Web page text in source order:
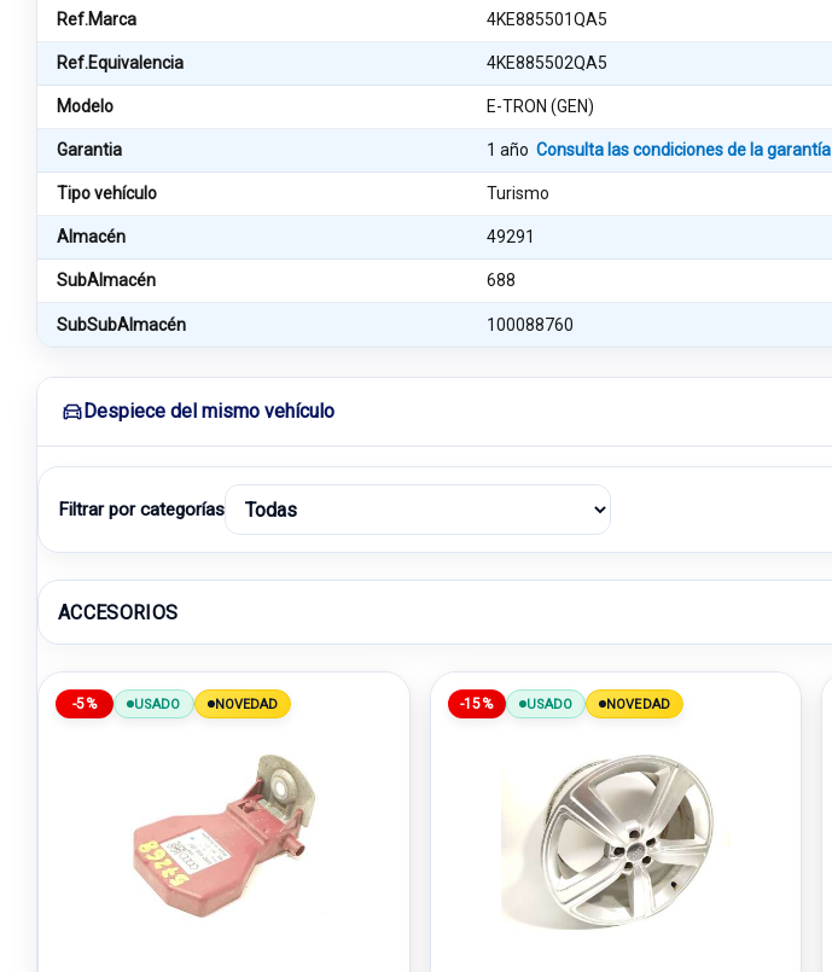
Ref.Marca 4KE885501QA5
Ref.Equivalencia 4KE885502QA5
Modelo E-TRON (GEN)
Garantia 1 añoConsulta las condiciones de la garantía
Tipo vehículo Turismo
Almacén 49291
SubAlmacén 688
SubSubAlmacén 100088760
Despiece del mismo vehículo
Filtrar por categorías
ACCESORIOS
-5% USADO NOVEDAD -15% USADO NOVEDAD